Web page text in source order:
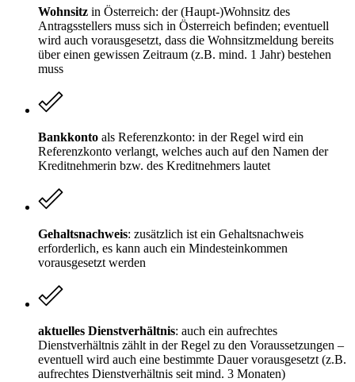
Wohnsitz in Österreich: der (Haupt-)Wohnsitz des
Antragsstellers muss sich in Österreich befinden; eventuell
wird auch vorausgesetzt, dass die Wohnsitzmeldung bereits
über einen gewissen Zeitraum (z.B. mind. 1 Jahr) bestehen
muss
Bankkonto als Referenzkonto: in der Regel wird ein
Referenzkonto verlangt, welches auch auf den Namen der
Kreditnehmerin bzw. des Kreditnehmers lautet
Gehaltsnachweis: zusätzlich ist ein Gehaltsnachweis
erforderlich, es kann auch ein Mindesteinkommen
vorausgesetzt werden
aktuelles Dienstverhältnis: auch ein aufrechtes
Dienstverhältnis zählt in der Regel zu den Voraussetzungen –
eventuell wird auch eine bestimmte Dauer vorausgesetzt (z.B.
aufrechtes Dienstverhältnis seit mind. 3 Monaten)